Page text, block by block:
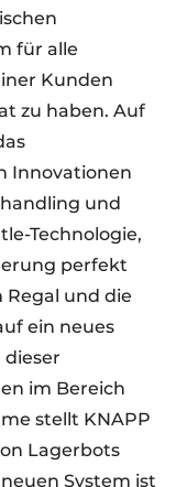
für alle
Kunden
zu haben. Auf
Innovationen
und
Technologie,
perfekt
und die
ein neues
im Bereich
stellt KNAPP
Lagerbots
System ist